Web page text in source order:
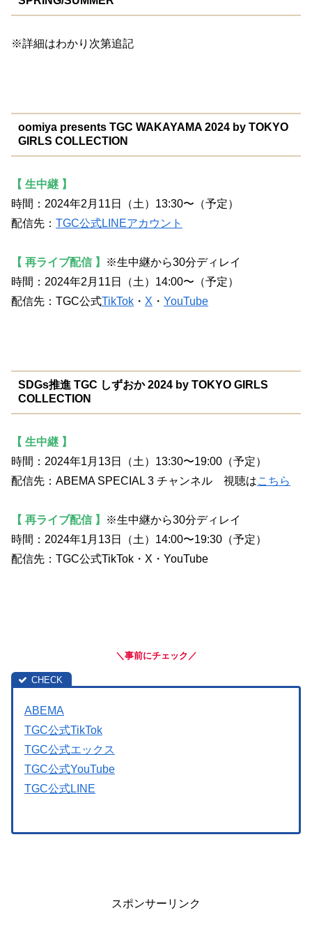
※詳細はわかり次第追記
oomiya presents TGC WAKAYAMA 2024 by TOKYO
GIRLS COLLECTION
【 生中継 】
時間：2024年2月11日（土）13:30〜（予定）
配信先： TGC公式LINEアカウント
【 再ライブ配信 】
※生中継から30分ディレイ
時間：2024年2月11日（土）14:00〜（予定）
配信先：TGC公式TikTok ・ X ・ YouTube
SDGs推進 TGC しずおか 2024 by TOKYO GIRLS
COLLECTION
【 生中継 】
時間：2024年1月13日（土）13:30〜19:00（予定）
配信先：ABEMA SPECIAL 3 チャンネル 視聴はこちら
【 再ライブ配信 】
※生中継から30分ディレイ
時間：2024年1月13日（土）14:00〜19:30（予定）
配信先：TGC公式TikTok・X・YouTube
＼事前にチェック／
ABEMA
TGC公式TikTok
TGC公式エックス
TGC公式YouTube
TGC公式LINE
スポンサーリンク